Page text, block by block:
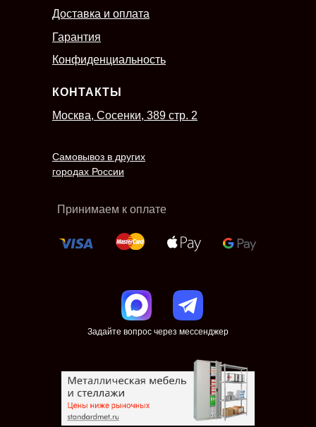
Гарантия
Конфиденциальность
КОНТАКТЫ
Самовывоз в других
городах России
Принимаем к оплате
Москва, Сосенки, 389 стр. 2
Доставка и оплата
Задайте вопрос через мессенджер